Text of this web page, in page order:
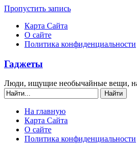
Пропустить запись
Карта Сайта
О сайте
Политика конфиденциальности
Гаджеты
Люди, ищущие необычайные вещи,
На главную
Карта Сайта
О сайте
Политика конфиденциальности